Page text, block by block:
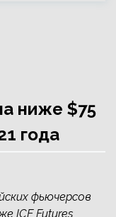
ниже $75
года
фьючерсов
ICE Futures